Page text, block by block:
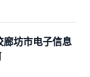
廊坊市电子信息